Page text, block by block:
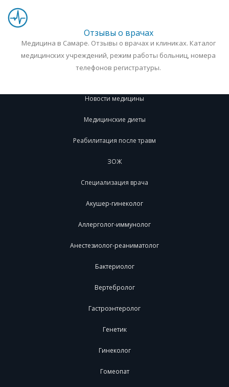
Отзывы о врачах
Медицина в Самаре. Отзывы о врачах и клиниках. Каталог
медицинских учреждений, режим работы больниц, номера
телефонов регистратуры.
Новости медицины
Медицинские диеты
Реабилитация после травм
ЗОЖ
Специализация врача
Акушер-гинеколог
Аллерголог-иммунолог
Анестезиолог-реаниматолог
Бактериолог
Вертебролог
Гастроэнтеролог
Генетик
Гинеколог
Гомеопат